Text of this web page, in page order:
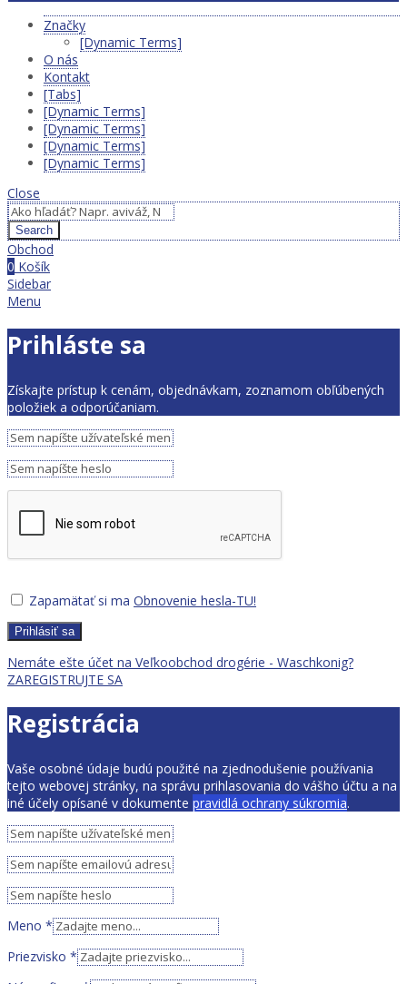
Značky
[Dynamic Terms]
O nás
Kontakt
[Tabs]
[Dynamic Terms]
[Dynamic Terms]
[Dynamic Terms]
[Dynamic Terms]
Close
Search
Obchod
0 Košík
Sidebar
Menu
Prihláste sa
Získajte prístup k cenám, objednávkam, zoznamom obľúbených
položiek a odporúčaniam.
Zapamätať si ma Obnovenie hesla-TU!
Prihlásiť sa
Nemáte ešte účet na Veľkoobchod drogérie - Waschkonig?
ZAREGISTRUJTE SA
Registrácia
Vaše osobné údaje budú použité na zjednodušenie používania
tejto webovej stránky, na správu prihlasovania do vášho účtu a na
iné účely opísané v dokumente pravidlá ochrany súkromia.
Meno *
Priezvisko *